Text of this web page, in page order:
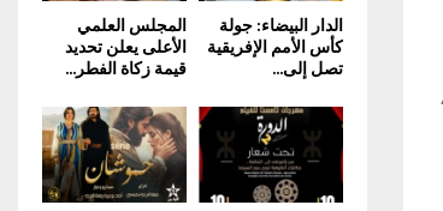
المجلس العلمي
الأعلى يعلن تحديد
قيمة زكاة الفطر...
الدار البيضاء: جولة
كأس الأمم الإفريقية
تصل إلى...